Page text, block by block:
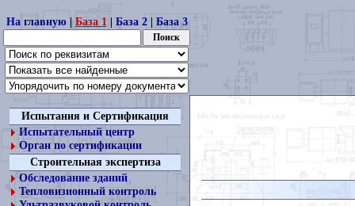
На главную| База 1| База 2| База 3
Испытания и Сертификация
Испытательный центр
Орган по сертификации
Строительная экспертиза
Обследование зданий
Тепловизионный контроль